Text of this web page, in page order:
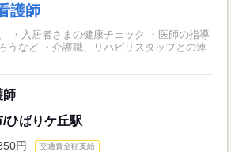
護師
・入居者さまの健康チェック ・医師の指導
うなど ・介護職、リハビリスタッフとの連
師
ひばりケ丘駅
円 交通費全額支給